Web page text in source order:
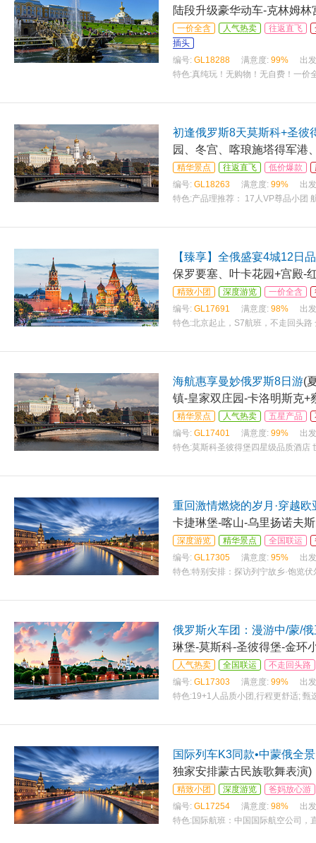
陆段升级豪华动车-克林姆
一价全含 人气热卖 往返直飞
插头
编号: GL18288 满意度: 99%
出
特色:真纯玩！无购物！无自费！一价
初逢俄罗斯8天莫斯科+圣彼
园、冬宫、喀琅施塔得军港
精华景点 往返直飞 低价爆款
编号: GL18263 满意度: 99%
出
特色:产品理推荐： 17人VP尊品小团
【臻享】全俄盛宴4城12日
保罗要塞、叶卡花园+宫殿-
精致小团 深度游览 一价全含
编号: GL17691 满意度: 98%
出
特色:北京起止，S7航班，不走回头
海航惠享曼妙俄罗斯8日游(
镇-皇家双庄园-卡洛明斯克+
精华景点 人气热卖 五星产品
编号: GL17401 满意度: 99%
出
特色:莫斯科圣彼得堡四星级品质酒店
重回激情燃烧的岁月·穿越
卡捷琳堡-喀山-乌里扬诺夫
深度游览 精华景点 全国联运
编号: GL17305 满意度: 95%
出
特色:特别安排：探访列宁故乡·饱览
俄罗斯火车团：漫游中/蒙/
琳堡-莫斯科-圣彼得堡-金环
人气热卖 全国联运
不走回头路
编号: GL17303 满意度: 99%
出
特色:19+1人品质小团,行程更舒适; 甄
国际列车K3同款•中蒙俄全
独家安排蒙古民族歌舞表演)
精致小团 深度游览
爸妈放心游
编号: GL17254 满意度: 98%
出
特色: 国际航班：中国国际航空公司，